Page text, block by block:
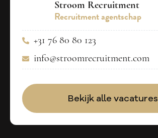
Stroom Recruitment
Recruitment agentschap
+31 76 80 80 123
info@stroomrecruitment.com
Bekijk alle vacatures